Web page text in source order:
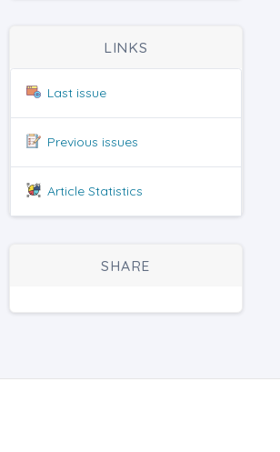
LINKS
Last issue
Previous issues
Article Statistics
SHARE